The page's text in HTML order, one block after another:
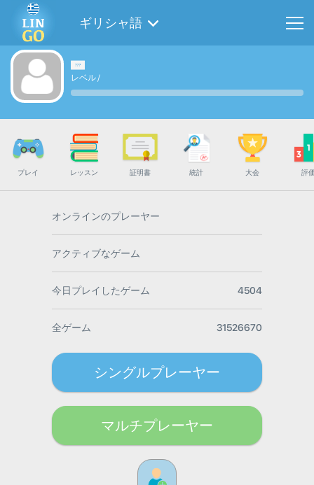
ギリシャ語
レベル/
プレイ レッスン 証明書 統計 大会 評
オンラインのプレーヤー
アクティブなゲーム
今日プレイしたゲーム 4504
全ゲーム 31526670
シングルプレーヤー
マルチプレーヤー